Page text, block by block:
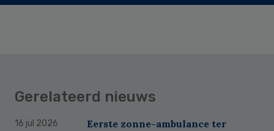
Gerelateerd nieuws
16 jul 2026
Eerste zonne-ambulance ter